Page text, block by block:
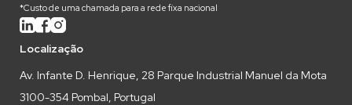
*Custo de uma chamada para a rede fixa nacional
Localização
Av. Infante D. Henrique, 28 Parque Industrial Manuel da Mota
3100-354 Pombal, Portugal